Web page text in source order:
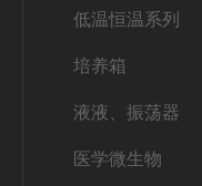
低温恒温系列
培养箱
液液、振荡器
医学微生物